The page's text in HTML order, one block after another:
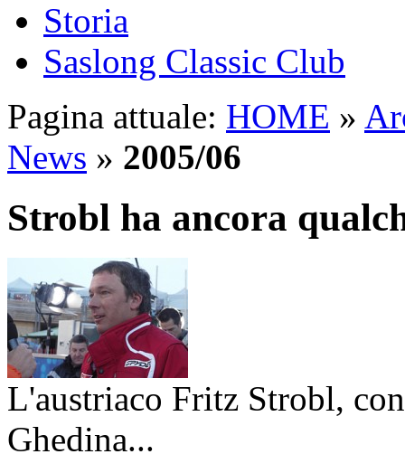
Storia
Saslong Classic Club
Pagina attuale: HOME »
News » 2005/06
Strobl ha ancora
L'austriaco Fritz Strobl,
Ghedina...